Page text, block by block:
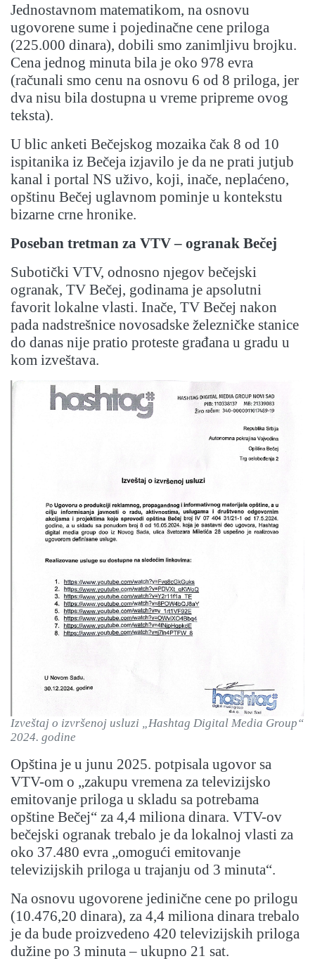
Jednostavnom matematikom, na osnovu
ugovorene sume i pojedinačne cene priloga
(225.000 dinara), dobili smo zanimljivu brojku.
Cena jednog minuta bila je oko 978 evra
(računali smo cenu na osnovu 6 od 8 priloga, jer
dva nisu bila dostupna u vreme pripreme ovog
teksta).
U blic anketi Bečejskog mozaika čak 8 od 10
ispitanika iz Bečeja izjavilo je da ne prati jutjub
kanal i portal NS uživo, koji, inače, neplaćeno,
opštinu Bečej uglavnom pominje u kontekstu
bizarne crne hronike.
Poseban tretman za VTV – ogranak Bečej
Subotički VTV, odnosno njegov bečejski
ogranak, TV Bečej, godinama je apsolutni
favorit lokalne vlasti. Inače, TV Bečej nakon
pada nadstrešnice novosadske železničke stanice
do danas nije pratio proteste građana u gradu u
kom izveštava.
Izveštaj o izvršenoj usluzi „Hashtag Digital Media Group“
2024. godine
Opština je u junu 2025. potpisala ugovor sa
VTV-om o „zakupu vremena za televizijsko
emitovanje priloga u skladu sa potrebama
opštine Bečej“ za 4,4 miliona dinara. VTV-ov
bečejski ogranak trebalo je da lokalnoj vlasti za
oko 37.480 evra „omogući emitovanje
televizijskih priloga u trajanju od 3 minuta“.
Na osnovu ugovorene jedinične cene po prilogu
(10.476,20 dinara), za 4,4 miliona dinara trebalo
je da bude proizvedeno 420 televizijskih priloga
dužine po 3 minuta – ukupno 21 sat.